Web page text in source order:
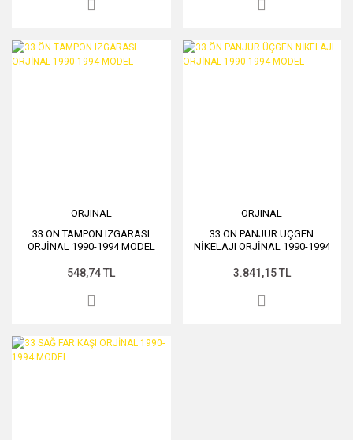
ORJINAL
33 ÖN TAMPON IZGARASI
ORJİNAL 1990-1994 MODEL
548,74 TL
ORJINAL
33 ÖN PANJUR ÜÇGEN
NİKELAJI ORJİNAL 1990-1994
3.841,15 TL